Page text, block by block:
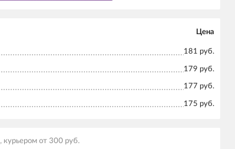
Цена
181 руб.
179 руб.
177 руб.
175 руб.
, курьером от 300 руб.